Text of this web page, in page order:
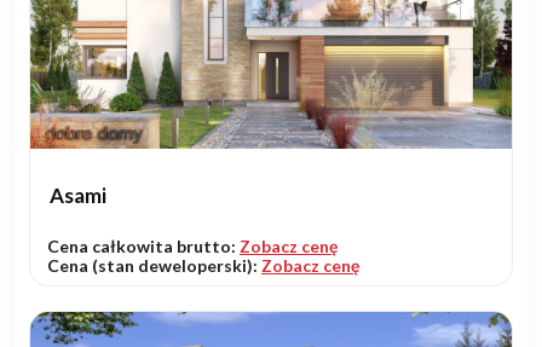
Asami
Cena całkowita brutto: Zobacz cenę
Cena (stan deweloperski): Zobacz cenę